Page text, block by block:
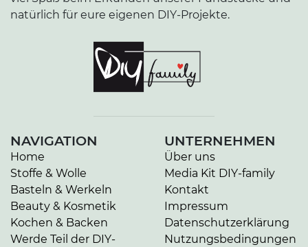
natürlich für eure eigenen DIY-Projekte.
NAVIGATION
Home
Stoffe & Wolle
Basteln & Werkeln
Beauty & Kosmetik
Kochen & Backen
Werde Teil der DIY-
UNTERNEHMEN
Über uns
Media Kit DIY-family
Kontakt
Impressum
Da­ten­schutz­er­klä­rung
Nut­zungs­be­din­gun­gen